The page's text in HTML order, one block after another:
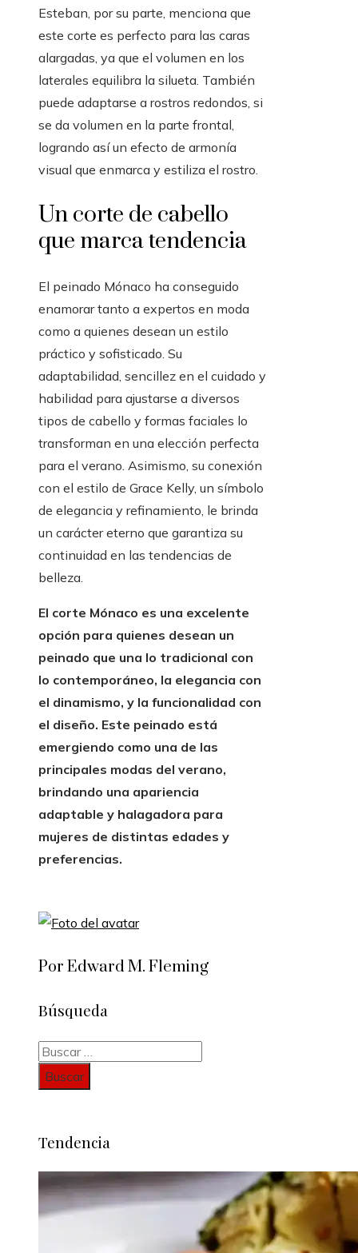
Esteban, por su parte, menciona que
este corte es perfecto para las caras
alargadas, ya que el volumen en los
laterales equilibra la silueta. También
puede adaptarse a rostros redondos, si
se da volumen en la parte frontal,
logrando así un efecto de armonía
visual que enmarca y estiliza el rostro.
Un corte de cabello
que marca tendencia
El peinado Mónaco ha conseguido
enamorar tanto a expertos en moda
como a quienes desean un estilo
práctico y sofisticado. Su
adaptabilidad, sencillez en el cuidado y
habilidad para ajustarse a diversos
tipos de cabello y formas faciales lo
transforman en una elección perfecta
para el verano. Asimismo, su conexión
con el estilo de Grace Kelly, un símbolo
de elegancia y refinamiento, le brinda
un carácter eterno que garantiza su
continuidad en las tendencias de
belleza.
El corte Mónaco es una excelente
opción para quienes desean un
peinado que una lo tradicional con
lo contemporáneo, la elegancia con
el dinamismo, y la funcionalidad con
el diseño. Este peinado está
emergiendo como una de las
principales modas del verano,
brindando una apariencia
adaptable y halagadora para
mujeres de distintas edades y
preferencias.
Por Edward M. Fleming
Búsqueda
Buscar:
Tendencia